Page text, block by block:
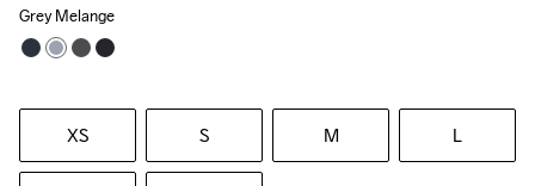
Grey Melange
XS S M L